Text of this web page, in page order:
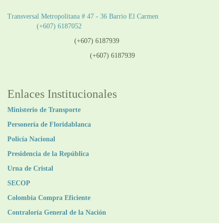
Transversal Metropolitana # 47 - 36 Barrio El Carmen
(+607) 6187052
(+607) 6187939
(+607) 6187939
Enlaces Institucionales
Ministerio de Transporte
Personería de Floridablanca
Policía Nacional
Presidencia de la República
Urna de Cristal
SECOP
Colombia Compra Eficiente
Contraloría General de la Nación